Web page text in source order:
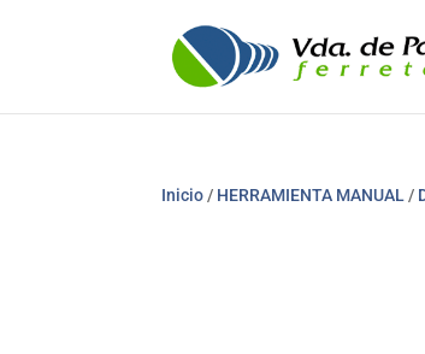
Inicio / HERRAMIENTA MANUAL /